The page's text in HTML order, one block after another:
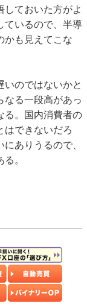
しておいた方がよ
ているので、半導
かも見えてこな
のではないかと
なる一段高があっ
る。国内消費者の
はできないだろ
ありうるので、
。